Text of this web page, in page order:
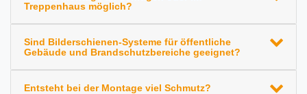
Treppenhaus möglich?
Sind Bilderschienen-Systeme für öffentliche
Gebäude und Brandschutzbereiche geeignet?
Entsteht bei der Montage viel Schmutz?